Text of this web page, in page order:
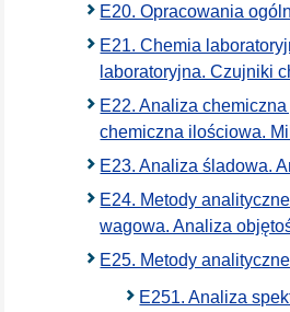
E20. Opracowania
E21. Chemia
laboratoryjna. Czujniki
E22. Analiza
chemiczna ilościowa.
E23. Analiza śladowa.
E24. Metody
wagowa. Analiza
E25. Metody
E251. Analiza